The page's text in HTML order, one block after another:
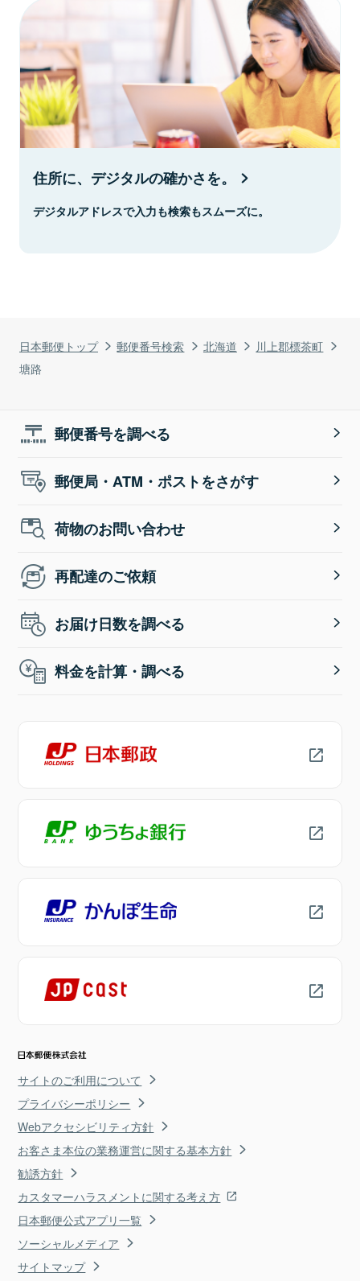
日本郵便トップ 郵便番号検索 北海道
川上郡標茶町
塘路
住所に、デジタルの確かさを。
デジタルアドレスで入力も検索もスムーズに。
郵便番号を調べる
郵便局・ATM・ポストをさがす
荷物のお問い合わせ
再配達のご依頼
お届け日数を調べる
料金を計算・調べる
サイトのご利用について
プライバシーポリシー
Webアクセシビリティ方針
お客さま本位の業務運営に関する基本方針
勧誘方針
カスタマーハラスメントに関する考え方
日本郵便公式アプリ一覧
ソーシャルメディア
サイトマップ